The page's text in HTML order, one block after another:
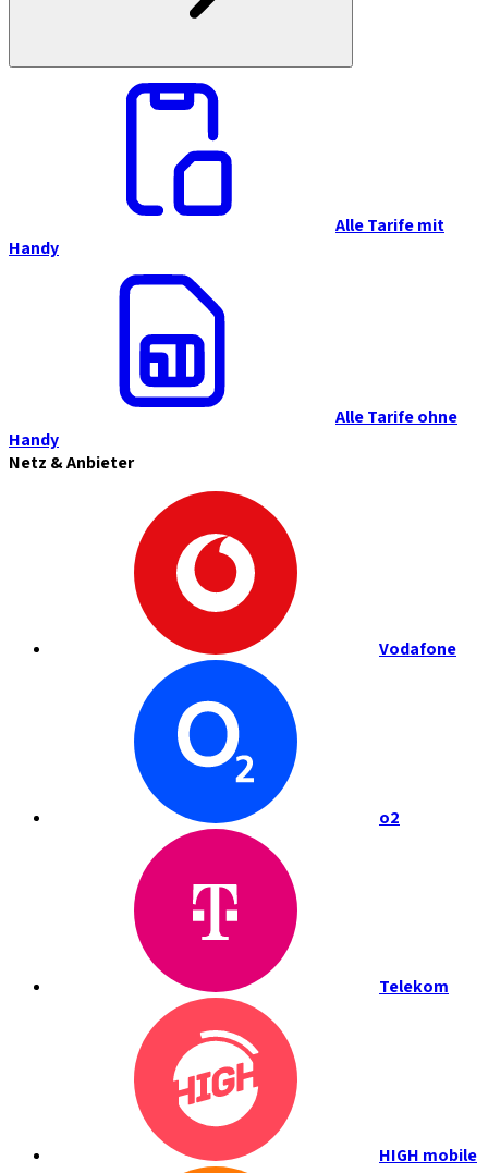
Alle Tarife mit
Handy
Alle Tarife ohne
Handy
Netz & Anbieter
Vodafone
o2
Telekom
HIGH mobile